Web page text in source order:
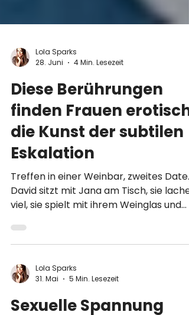
Lola Sparks
Diese Berührungen
finden Frauen erotisch:
die Kunst der subtilen
Eskalation
Treffen in einer Weinbar, zweites Date.
David sitzt mit Jana am Tisch, sie
viel, sie spielt mit ihrem Weinglas und
Tempo. Und David denkt: Jetzt müsste
ich eigentlich was machen. Aber was?
Genau an dieser Stelle scheitern 9 von
Lola Sparks